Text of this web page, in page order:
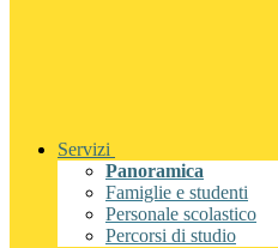
Servizi
Panoramica
Famiglie e studenti
Personale scolastico
Percorsi di studio